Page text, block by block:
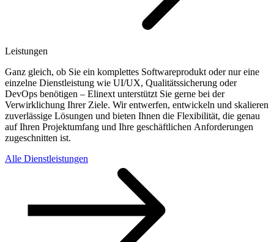
Leistungen
Ganz gleich, ob Sie ein komplettes Softwareprodukt oder nur eine
einzelne Dienstleistung wie UI/UX, Qualitätssicherung oder
DevOps benötigen – Elinext unterstützt Sie gerne bei der
Verwirklichung Ihrer Ziele. Wir entwerfen, entwickeln und skalieren
zuverlässige Lösungen und bieten Ihnen die Flexibilität, die genau
auf Ihren Projektumfang und Ihre geschäftlichen Anforderungen
zugeschnitten ist.
Alle Dienstleistungen